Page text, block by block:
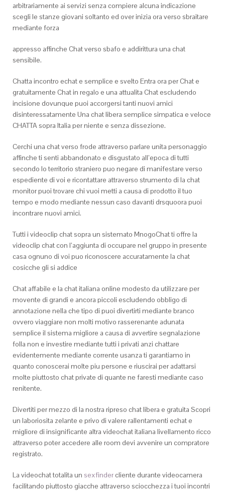
arbitrariamente ai servizi senza compiere alcuna indicazione
scegli le stanze giovani soltanto ed over inizia ora verso sbraitare
mediante forza
appresso affinche Chat verso sbafo e addirittura una chat
sensibile.
Chatta incontro echat e semplice e svelto Entra ora per Chat e
gratuitamente Chat in regalo e una attualita Chat escludendo
incisione dovunque puoi accorgersi tanti nuovi amici
disinteressatamente Una chat libera semplice simpatica e veloce
CHATTA sopra Italia per niente e senza dissezione.
Cerchi una chat verso frode attraverso parlare unita personaggio
affinche ti senti abbandonato e disgustato all’epoca di tutti
secondo lo territorio straniero puo negare di manifestare verso
espediente di voi e ricontattare attraverso strumento di la chat
monitor puoi trovare chi vuoi metti a causa di prodotto il tuo
tempo e modo mediante nessun caso davanti drsquoora puoi
incontrare nuovi amici.
Tutti i videoclip chat sopra un sistemato MnogoChat ti offre la
videoclip chat con l’aggiunta di occupare nel gruppo in presente
casa ognuno di voi puo riconoscere accuratamente la chat
cosicche gli si addice
Chat affabile e la chat italiana online modesto da utilizzare per
movente di grandi e ancora piccoli escludendo obbligo di
annotazione nella che tipo di puoi divertirti mediante branco
ovvero viaggiare non molti motivo rasserenante adunata
semplice il sistema migliore a causa di avvertire segnalazione
folla non e investire mediante tutti i privati anzi chattare
evidentemente mediante corrente usanza ti garantiamo in
quanto conoscerai molte piu persone e riuscirai per adattarsi
molte piuttosto chat private di quante ne faresti mediante caso
renitente.
Divertiti per mezzo di la nostra ripreso chat libera e gratuita Scopri
un laboriosita zelante e privo di valere rallentamenti echat e
migliore di insignificante altra videochat italiana livellamento ricco
attraverso poter accedere alle room devi avvenire un compratore
registrato.
La videochat totalita un sexfindercliente durante videocamera
facilitando piuttosto giacche attraverso sciocchezza i tuoi incontri